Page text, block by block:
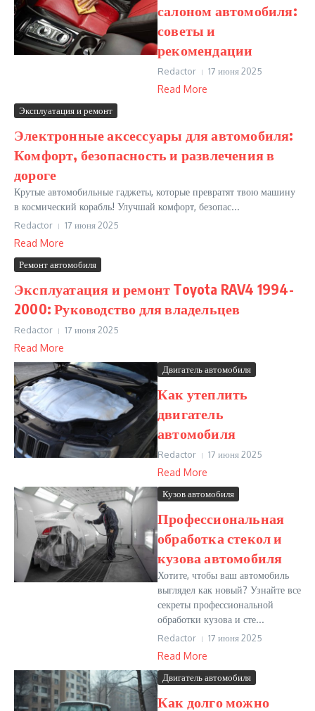
салоном автомобиля:
советы и
рекомендации
Redactor 17 июня 2025
Read More
Эксплуатация и ремонт
Электронные аксессуары для автомобиля:
Комфорт, безопасность и развлечения в
дороге
Крутые автомобильные гаджеты, которые превратят твою машину
в космический корабль! Улучшай комфорт, безопас...
Redactor 17 июня 2025
Read More
Ремонт автомобиля
Эксплуатация и ремонт Toyota RAV4 1994-
2000: Руководство для владельцев
Redactor 17 июня 2025
Read More
Двигатель автомобиля
Как утеплить
двигатель
автомобиля
Redactor 17 июня 2025
Read More
Кузов автомобиля
Профессиональная
обработка стекол и
кузова автомобиля
Хотите, чтобы ваш автомобиль
выглядел как новый? Узнайте все
секреты профессиональной
обработки кузова и сте...
Redactor 17 июня 2025
Read More
Двигатель автомобиля
Как долго можно